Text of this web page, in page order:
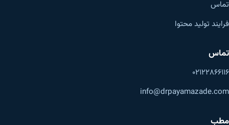
تماس
فرایند تولید محتوا
تماس
۰۲۱۲۲۸۶۶۱۱۶
info@drpayamazade.com
مطب